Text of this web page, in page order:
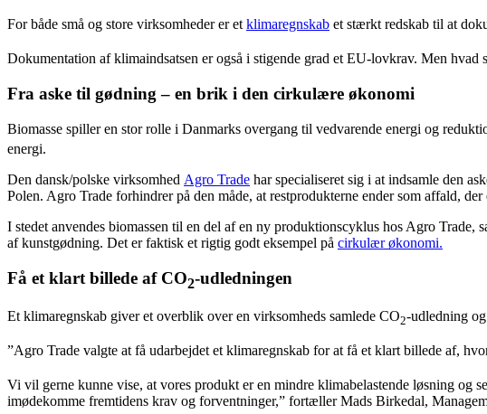
For både små og store virksomheder er et klimaregnskab et stærkt redskab til at
Dokumentation af klimaindsatsen er også i stigende grad et EU-lovkrav. Men
Fra aske til gødning – en brik i den cirkulære økonomi
Biomasse spiller en stor rolle i Danmarks overgang til vedvarende energi og
energi.
Den dansk/polske virksomhed Agro Trade har specialiseret sig i at indsamle den
Polen. Agro Trade forhindrer på den måde, at restprodukterne ender som affald,
I stedet anvendes biomassen til en del af en ny produktionscyklus hos Agro
af kunstgødning. Det er faktisk et rigtig godt eksempel på cirkulær økonomi.
Få et klart billede af CO2-udledningen
Et klimaregnskab giver et overblik over en virksomheds samlede CO2-udledning
”Agro Trade valgte at få udarbejdet et klimaregnskab for at få et klart billede af,
Vi vil gerne kunne vise, at vores produkt er en mindre klimabelastende løsning
imødekomme fremtidens krav og forventninger,” fortæller Mads Birkedal,